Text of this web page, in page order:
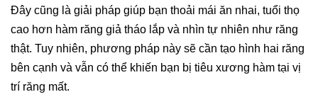
Đây cũng là giải pháp giúp bạn thoải mái ăn nhai, tuổi thọ
cao hơn hàm răng giả tháo lắp và nhìn tự nhiên như răng
thật. Tuy nhiên, phương pháp này sẽ cần tạo hình hai răng
bên cạnh và vẫn có thể khiến bạn bị tiêu xương hàm tại vị
trí răng mất.